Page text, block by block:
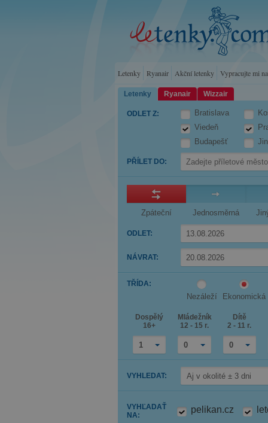
Letenky
Ryanair Akční letenky Vypracujte mi
Letenky Ryanair Wizzair
ODLET Z:
Bratislava
Viedeň
Budapešť
PŘÍLET DO:
Zpáteční Jednosměrná
ODLET:
NÁVRAT:
the
down
the
calendar
and
select
a
date.
Press
the
question
to
down
arrow
to
interact
with
the
and
select
date.
Press
question
mark
TŘÍDA:
Nezáleží Ekonomická
Dospělý
16+
1
Mládežník
12 - 15 r.
0
Dítě
2 - 11 r.
0
VYHLEDAT: Aj v okolité ± 3 dni
VYHĽADAŤ
NA:
pelikan.cz